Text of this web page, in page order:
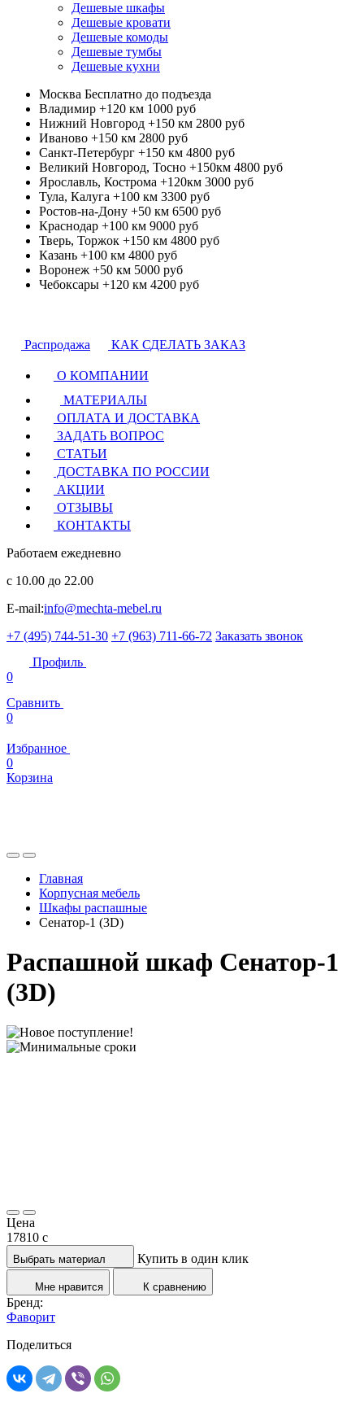
Дешевые шкафы
Дешевые кровати
Дешевые комоды
Дешевые тумбы
Дешевые кухни
Москва Бесплатно до подъезда
Владимир +120 км 1000 руб
Нижний Новгород +150 км 2800 руб
Иваново +150 км 2800 руб
Санкт-Петербург +150 км 4800 руб
Великий Новгород, Тосно +150км 4800 руб
Ярославль, Кострома +120км 3000 руб
Тула, Калуга +100 км 3300 руб
Ростов-на-Дону +50 км 6500 руб
Краснодар +100 км 9000 руб
Тверь, Торжок +150 км 4800 руб
Казань +100 км 4800 руб
Воронеж +50 км 5000 руб
Чебоксары +120 км 4200 руб
Распродажа КАК СДЕЛАТЬ ЗАКАЗ
О КОМПАНИИ
МАТЕРИАЛЫ
ОПЛАТА И ДОСТАВКА
ЗАДАТЬ ВОПРОС
СТАТЬИ
ДОСТАВКА ПО РОССИИ
АКЦИИ
ОТЗЫВЫ
КОНТАКТЫ
Работаем ежедневно
с 10.00 до 22.00
E-mail:info@mechta-mebel.ru
+7 (495) 744-51-30 +7 (963) 711-66-72 Заказать звонок
Профиль
0
Сравнить
0
Избранное
0
Корзина
Главная
Корпусная мебель
Шкафы распашные
Сенатор-1 (3D)
Распашной шкаф Сенатор-1
(3D)
Цена
17810 c
Выбрать материал Купить в один клик
Мне нравится К сравнению
Бренд:
Фаворит
Поделиться